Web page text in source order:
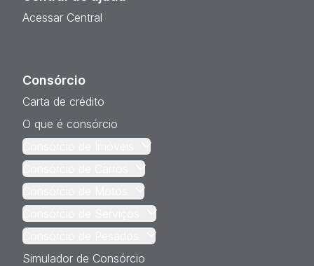
Acessar Central
Consórcio
Carta de crédito
O que é consórcio
Consórcio de Imóveis
Consórcio de Carros
Consórcio de Motos
Consórcio de Serviços
Consórcio de Pesados
Simulador de Consórcio